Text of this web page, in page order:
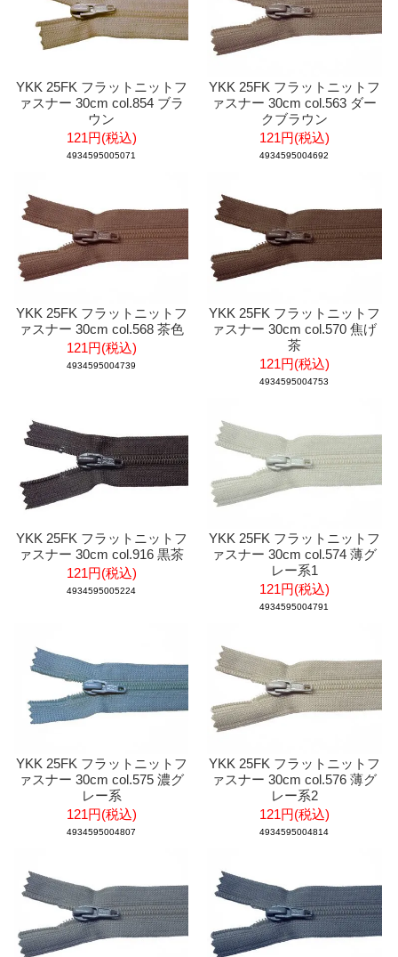
YKK 25FK フラットニットフ
ァスナー 30cm col.854 ブラ
ウン
121円(税込)
4934595005071
YKK 25FK フラットニットフ
ァスナー 30cm col.563 ダー
クブラウン
121円(税込)
4934595004692
YKK 25FK フラットニットフ
ァスナー 30cm col.568 茶色
121円(税込)
4934595004739
YKK 25FK フラットニットフ
ァスナー 30cm col.570 焦げ
茶
121円(税込)
4934595004753
YKK 25FK フラットニットフ
ァスナー 30cm col.916 黒茶
121円(税込)
4934595005224
YKK 25FK フラットニットフ
ァスナー 30cm col.574 薄グ
レー系1
121円(税込)
4934595004791
YKK 25FK フラットニットフ
ァスナー 30cm col.575 濃グ
レー系
121円(税込)
4934595004807
YKK 25FK フラットニットフ
ァスナー 30cm col.576 薄グ
レー系2
121円(税込)
4934595004814